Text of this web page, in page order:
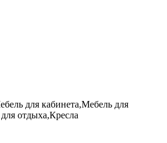
для кабинета,Мебель для
отдыха,Кресла